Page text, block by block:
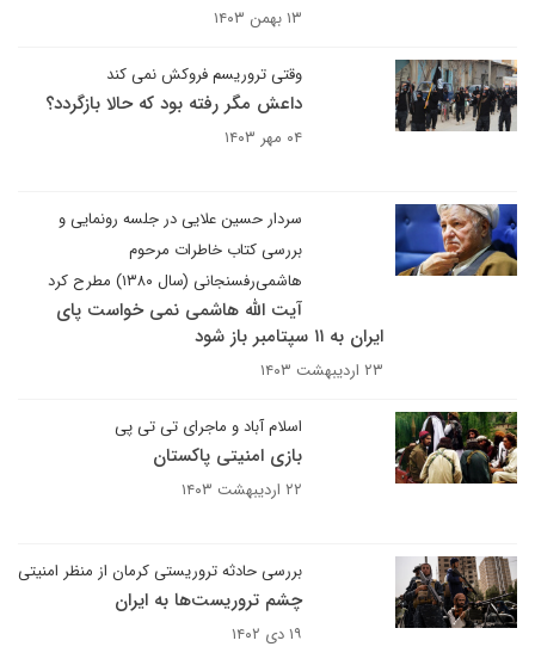
۱۳ بهمن ۱۴۰۳
وقتی تروریسم فروکش نمی کند
داعش مگر رفته بود که حالا بازگردد؟
۰۴ مهر ۱۴۰۳
سردار حسین علایی در جلسه رونمایی و
بررسی کتاب خاطرات مرحوم
هاشمی‌رفسنجانی (سال ۱۳۸۰) مطرح کرد
آیت الله هاشمی نمی خواست پای
ایران به ۱۱ سپتامبر باز شود
۲۳ اردیبهشت ۱۴۰۳
اسلام آباد و ماجرای تی تی پی
بازی امنیتی پاکستان
۲۲ اردیبهشت ۱۴۰۳
بررسی حادثه تروریستی کرمان از منظر امنیتی
چشم تروریست‌ها به ایران
۱۹ دی ۱۴۰۲